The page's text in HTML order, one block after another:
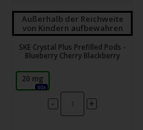
Außerhalb der Reichweite
von Kindern aufbewahren
SKE Crystal Plus Prefilled Pods -
Blueberry Cherry Blackberry
20 mg
80x
- +